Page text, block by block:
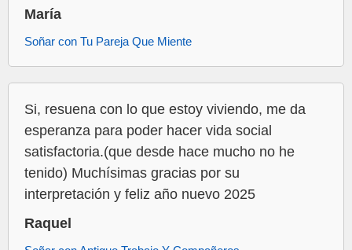
María
Soñar con Tu Pareja Que Miente
Si, resuena con lo que estoy viviendo, me da
esperanza para poder hacer vida social
satisfactoria.(que desde hace mucho no he
tenido) Muchísimas gracias por su
interpretación y feliz año nuevo 2025
Raquel